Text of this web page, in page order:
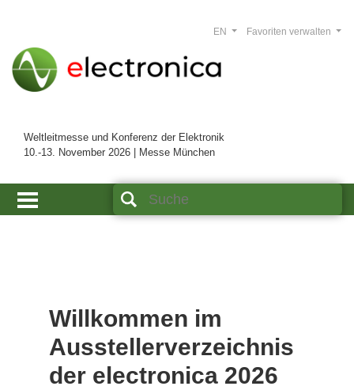
Weltleitmesse und Konferenz der Elektronik
10.-13. November 2026 | Messe München
Favoriten verwalten
EN
Willkommen im
Ausstellerverzeichnis
der electronica 2026